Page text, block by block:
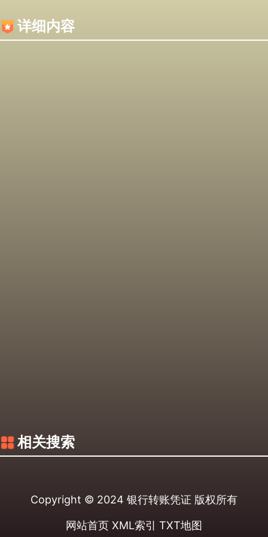
详细内容
相关搜索
Copyright © 2024 银行转账凭证 版权所有
网站首页 XML索引 TXT地图